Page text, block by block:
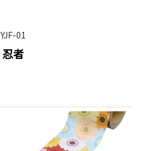
YJF-01
忍者